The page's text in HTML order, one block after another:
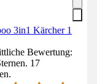
3in1 Kärcher 1
Bewertung:
17